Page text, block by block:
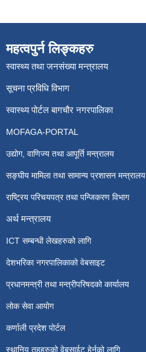
महत्वपुर्न लिङ्कहरु
स्वास्थ्य तथा जनसंख्या मन्त्रालय
सूचना प्रविधि विभाग
स्वास्थ्य पोर्टल बागचौर नगरपालिका
MOFAGA-PORTAL
उद्योग, वाणिज्य तथा आपूर्ति मन्त्रालय
सङ्घीय मामिला तथा सामान्य प्रशासन मन्त्रालय
राष्ट्रिय परिचयपत्र तथा पन्जिकरण विभाग
अर्थ मन्त्रालय
ICT सम्बन्धी लेखहरुको लागि
देशभरिका नगरपालिकाको वेबसाइट
प्रधानमन्त्री तथा मन्त्रीपरिषदको कार्यालय
लोक सेवा आयोग
कर्णाली प्रदेश पोर्टल
स्थानिय तहहरुको वेबसाईट हेर्नको लागि